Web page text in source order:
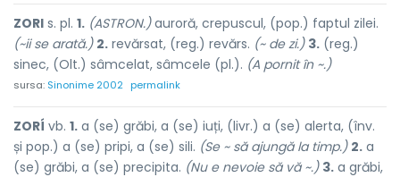
ZORI s. pl. 1. (ASTRON.)auroră, crepuscul, (pop.) faptul zilei.
(~ii se arată.) 2. revărsat, (reg.) revărs. (~ de zi.) 3. (reg.)
sinec, (Olt.) sâmcelat, sâmcele (pl.). (A pornit în ~.)
sursa: Sinonime 2002 permalink
ZORÍ vb. 1. a (se) grăbi, a (se) iuți, (livr.) a (se) alerta, (înv.
și pop.) a (se) pripi, a (se) sili. (Se ~ să ajungă la timp.) 2. a
(se) grăbi, a (se) precipita. (Nu e nevoie să vă ~.) 3. a grăbi,